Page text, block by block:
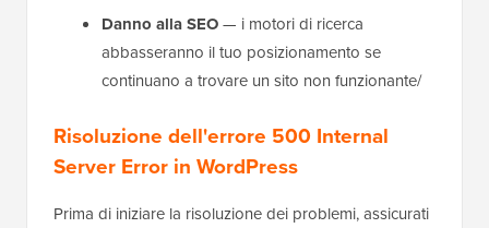
Danno alla SEO— i motori di ricerca
abbasseranno il tuo posizionamento se
continuano a trovare un sito non funzionante/
Risoluzione dell'errore 500 Internal
Server Error in WordPress
Prima di iniziare la risoluzione dei problemi, assicurati